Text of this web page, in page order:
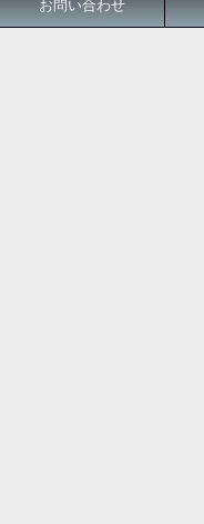
お問い合わせ